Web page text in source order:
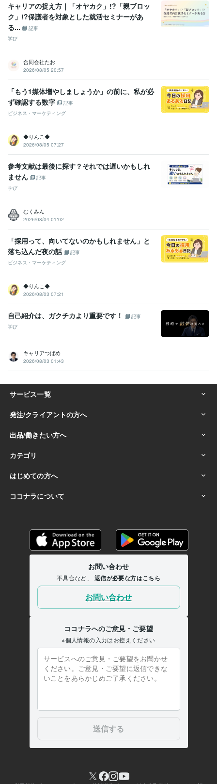
キャリアの捉え方｜「オヤカク」!?「親ブロッ
ク」!?保護者を対象とした就活セミナーがあ
る...
記事
学び
合同会社たお
2026/08/05 20:57
「もう1媒体増やしましょうか」の前に、私が必
ず確認する数字
記事
ビジネス・マーケティング
◆りんこ◆
2026/08/05 07:27
参考文献は最後に探す？それでは遅いかもしれ
ません
記事
学び
むくみん
2026/08/04 01:02
「採用って、向いてないのかもしれません」と
落ち込んだ夜の話
記事
ビジネス・マーケティング
◆りんこ◆
2026/08/03 07:21
自己紹介は、ガクチカより重要です！
記事
学び
キャリアつばめ
2026/08/03 01:43